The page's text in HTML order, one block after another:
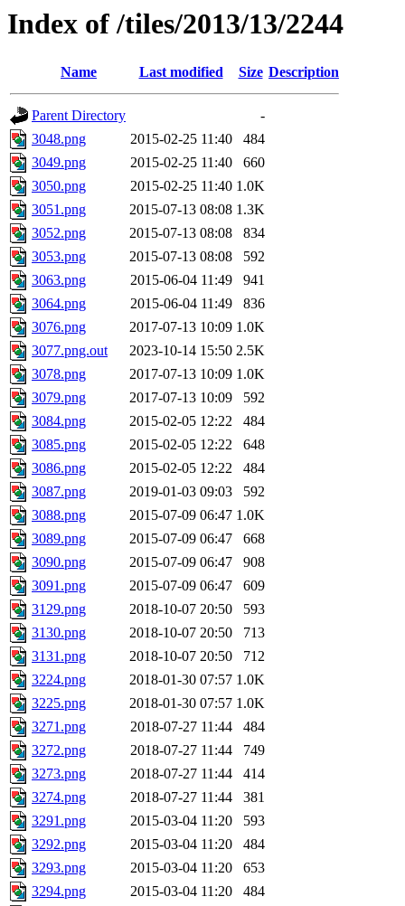
Index of /tiles/2013/13/2244
Name Last modified Size Description
Parent Directory
-
3048.png
2015-02-25 11:40
484
3049.png
2015-02-25 11:40
660
3050.png
2015-02-25 11:40 1.0K
3051.png
2015-07-13 08:08 1.3K
3052.png
2015-07-13 08:08
834
3053.png
2015-07-13 08:08
592
3063.png
2015-06-04 11:49
941
3064.png
2015-06-04 11:49
836
3076.png
2017-07-13 10:09 1.0K
3077.png.out
2023-10-14 15:50 2.5K
3078.png
2017-07-13 10:09 1.0K
3079.png
2017-07-13 10:09
592
3084.png
2015-02-05 12:22
484
3085.png
2015-02-05 12:22
648
3086.png
2015-02-05 12:22
484
3087.png
2019-01-03 09:03
592
3088.png
2015-07-09 06:47 1.0K
3089.png
2015-07-09 06:47
668
3090.png
2015-07-09 06:47
908
3091.png
2015-07-09 06:47
609
3129.png
2018-10-07 20:50
593
3130.png
2018-10-07 20:50
713
3131.png
2018-10-07 20:50
712
3224.png
2018-01-30 07:57 1.0K
3225.png
2018-01-30 07:57 1.0K
3271.png
2018-07-27 11:44
484
3272.png
2018-07-27 11:44
749
3273.png
2018-07-27 11:44
414
3274.png
2018-07-27 11:44
381
3291.png
2015-03-04 11:20
593
3292.png
2015-03-04 11:20
484
3293.png
2015-03-04 11:20
653
3294.png
2015-03-04 11:20
484